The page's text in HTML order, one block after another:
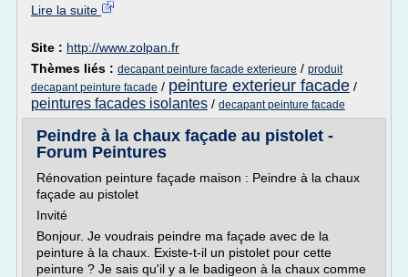
Lire la suite
Site : http://www.zolpan.fr
Thèmes liés : decapant peinture facade exterieure / produit
decapant peinture facade / peinture exterieur facade /
peintures facades isolantes / decapant peinture facade
Peindre à la chaux façade au pistolet -
Forum Peintures
Rénovation peinture façade maison : Peindre à la chaux
façade au pistolet
Invité
Bonjour. Je voudrais peindre ma façade avec de la
peinture à la chaux. Existe-t-il un pistolet pour cette
peinture ? Je sais qu'il y a le badigeon à la chaux comme